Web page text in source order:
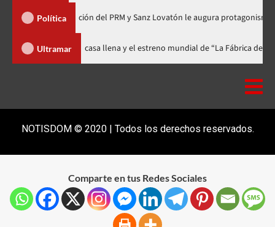
Política
Organización del PRM y Sanz Lovatón le augura protagonismo político
Ultramar
celebra 15 años con una gala a casa llena y el estreno mundial de “La
NOTISDOM © 2020 | Todos los derechos reservados.
Comparte en tus Redes Sociales